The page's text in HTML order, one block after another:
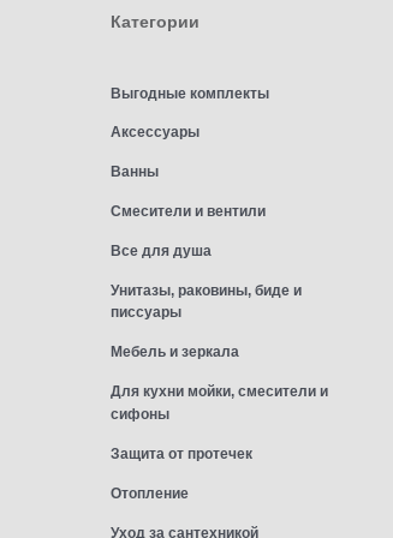
Категории
Выгодные комплекты
Аксессуары
Ванны
Смесители и вентили
Все для душа
Унитазы, раковины, биде и
писсуары
Мебель и зеркала
Для кухни мойки, смесители и
сифоны
Защита от протечек
Отопление
Уход за сантехникой